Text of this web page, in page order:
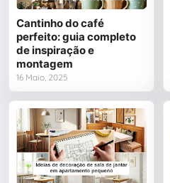
Cantinho do café
perfeito: guia completo
de inspiração e
montagem
16 Maio, 2025